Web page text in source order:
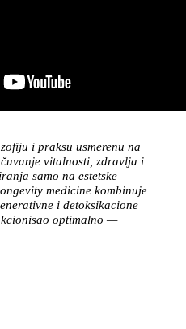
i praksu usmerenu na
vitalnosti, zdravlja i
samo na estetske
medicine kombinuje
i detoksikacione
optimalno —